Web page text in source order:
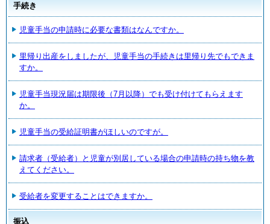
手続き
児童手当の申請時に必要な書類はなんですか。
里帰り出産をしましたが、児童手当の手続きは里帰り先でもできま
すか。
児童手当現況届は期限後（7月以降）でも受け付けてもらえます
か。
児童手当の受給証明書がほしいのですが。
請求者（受給者）と児童が別居している場合の申請時の持ち物を教
えてください。
受給者を変更することはできますか。
振込